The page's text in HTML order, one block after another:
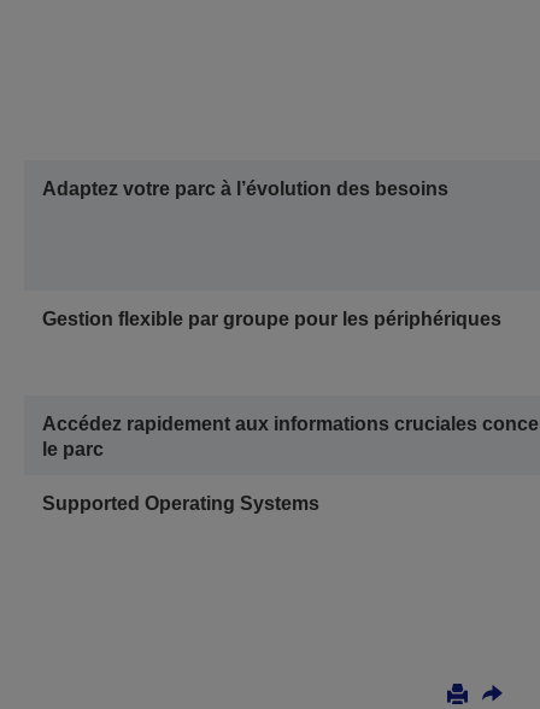
Adaptez votre parc à l’évolution des besoins
Gestion flexible par groupe pour les périphériques
Accédez rapidement aux informations cruciales
le parc
Supported Operating Systems